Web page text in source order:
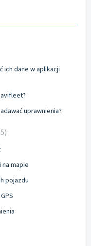
ich dane w aplikacji
uprawnienia?
mapie
pojazdu